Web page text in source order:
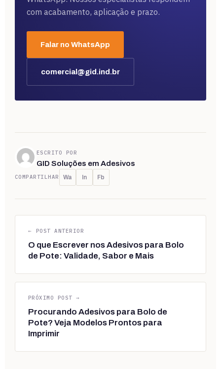
com acabamento, aplicação e prazo.
Falar no WhatsApp
comercial@gid.ind.br
ESCRITO POR
GID Soluções em Adesivos
COMPARTILHAR Wa In Fb
← POST ANTERIOR
O que Escrever nos Adesivos para Bolo
de Pote: Validade, Sabor e Mais
PRÓXIMO POST →
Procurando Adesivos para Bolo de
Pote? Veja Modelos Prontos para
Imprimir